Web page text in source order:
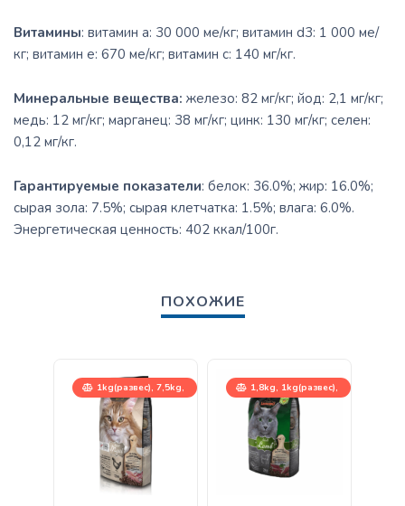
Витамины: витамин а: 30 000 ме/кг; витамин d3: 1 000 ме/
кг; витамин е: 670 ме/кг; витамин с: 140 мг/кг.
Минеральные вещества: железо: 82 мг/кг; йод: 2,1 мг/кг;
медь: 12 мг/кг; марганец: 38 мг/кг; цинк: 130 мг/кг; селен:
0,12 мг/кг.
Гарантируемые показатели: белок: 36.0%; жир: 16.0%;
сырая зола: 7.5%; сырая клетчатка: 1.5%; влага: 6.0%.
Энергетическая ценность: 402 ккал/100г.
ПОХОЖИЕ
1kg(развес), 7,5kg,
15kg
1,8kg, 1kg(развес),
15kg